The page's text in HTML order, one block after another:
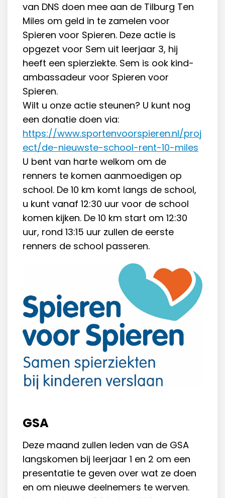
van DNS doen mee aan de Tilburg Ten
Miles om geld in te zamelen voor
Spieren voor Spieren. Deze actie is
opgezet voor Sem uit leerjaar 3, hij
heeft een spierziekte. Sem is ook kind-
ambassadeur voor Spieren voor
Spieren.
Wilt u onze actie steunen? U kunt nog
een donatie doen via:
https://www.sportenvoorspieren.nl/proj
ect/de-nieuwste-school-rent-10-miles
U bent van harte welkom om de
renners te komen aanmoedigen op
school. De 10 km komt langs de school,
u kunt vanaf 12:30 uur voor de school
komen kijken. De 10 km start om 12:30
uur, rond 13:15 uur zullen de eerste
renners de school passeren.
GSA
Deze maand zullen leden van de GSA
langskomen bij leerjaar 1 en 2 om een
presentatie te geven over wat ze doen
en om nieuwe deelnemers te werven.